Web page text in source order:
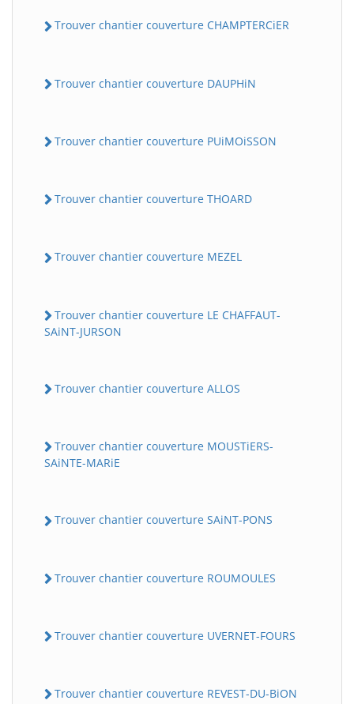
Trouver chantier couverture CHAMPTERCiER
Trouver chantier couverture DAUPHiN
Trouver chantier couverture PUiMOiSSON
Trouver chantier couverture THOARD
Trouver chantier couverture MEZEL
Trouver chantier couverture LE CHAFFAUT-
SAiNT-JURSON
Trouver chantier couverture ALLOS
Trouver chantier couverture MOUSTiERS-
SAiNTE-MARiE
Trouver chantier couverture SAiNT-PONS
Trouver chantier couverture ROUMOULES
Trouver chantier couverture UVERNET-FOURS
Trouver chantier couverture REVEST-DU-BiON